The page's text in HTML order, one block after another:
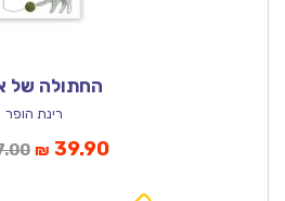
החתולה של
רינת הופר
המחיר
₪ 39.90המחיר